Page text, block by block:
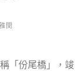
閔
「份尾橋」，竣